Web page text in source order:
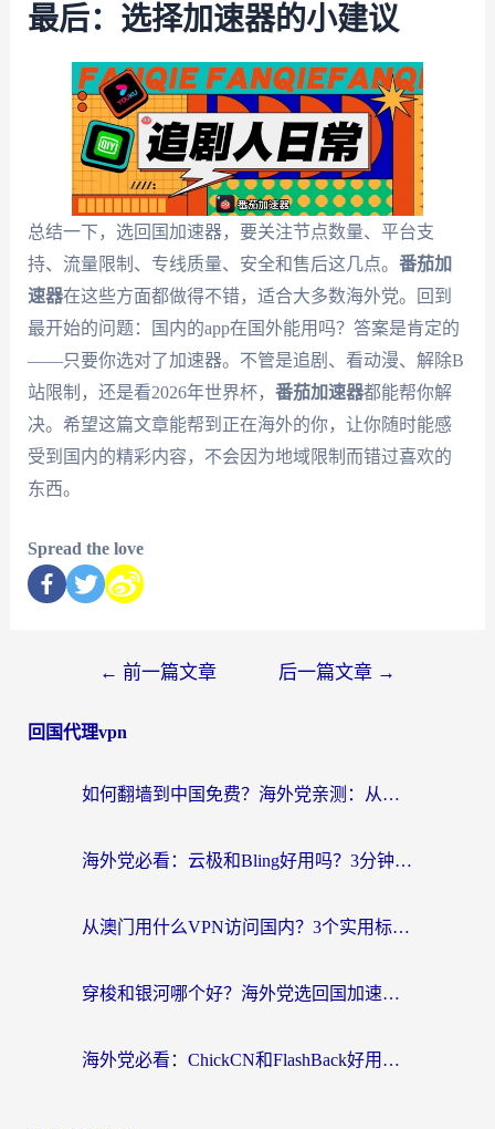
最后：选择加速器的小建议
总结一下，选回国加速器，要关注节点数量、平台支
持、流量限制、专线质量、安全和售后这几点。 番茄加
速器在这些方面都做得不错，适合大多数海外党。回到
最开始的问题：国内的app在国外能用吗？答案是肯定的
——只要你选对了加速器。不管是追剧、看动漫、解除B
站限制，还是看2026年世界杯， 番茄加速器都能帮你解
决。希望这篇文章能帮到正在海外的你，让你随时能感
受到国内的精彩内容，不会因为地域限制而错过喜欢的
东西。
Spread the love
← 前一篇文章 后一篇文章 →
回国代理vpn
如何翻墙到中国免费？海外党亲测：从踩坑到选对加速器的全攻略
海外党必看：云极和Bling好用吗？3分钟教你选对回国加速器
从澳门用什么VPN访问国内？3个实用标准帮你避开坑，无缝刷剧听歌
穿梭和银河哪个好？海外党选回国加速器的避坑指南，附番茄加速器实测体验
海外党必看：ChickCN和FlashBack好用吗？3招教你选对回国加速器（附云极、HomeCN、斧牛vs艾果对比）